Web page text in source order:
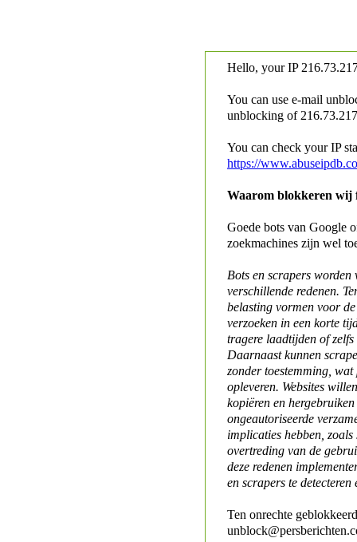
Hello, your IP
You can use e-mail
unblocking of
You can check your IP
https://
Waarom blokkeren wij
Goede bots van Google
zoekmachines zijn wel
Bots en scrapers worden
verschillende redenen.
belasting vormen voor
verzoeken in een korte
tragere laadtijden of
Daarnaast kunnen
zonder toestemming,
opleveren. Websites
kopiëren en
ongeautoriseerde
implicaties hebben,
overtreding van de
deze redenen
en scrapers te detecteren
Ten onrechte